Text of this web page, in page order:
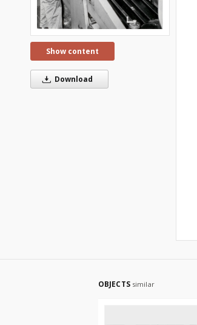
Show content
Download
OBJECTS similar